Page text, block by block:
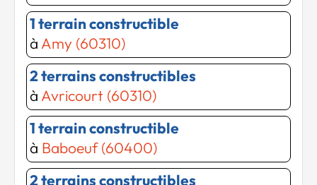
1 terrain constructible
à Amy (60310)
2 terrains constructibles
à Avricourt (60310)
1 terrain constructible
à Baboeuf (60400)
2 terrains constructibles